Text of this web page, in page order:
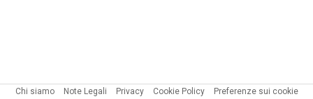
Chi siamo Note Legali Privacy Cookie Policy
Preferenze sui cookie